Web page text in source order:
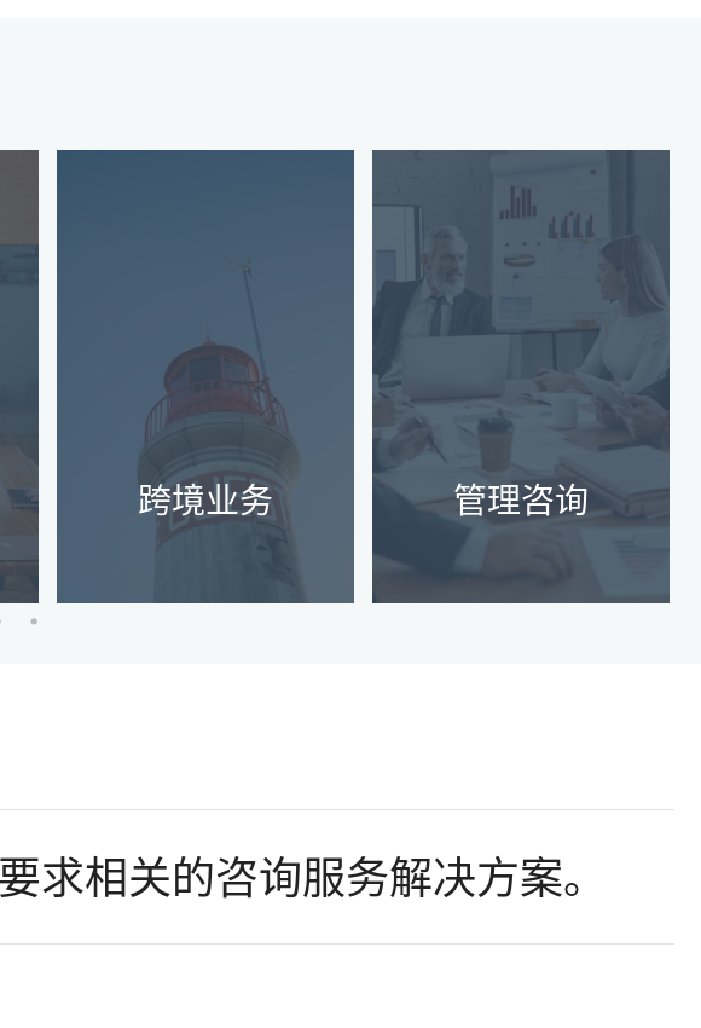
跨境业务 管理咨询
指导来应对挑战并抓
住机遇。管理咨询为
企业赋能
了解更多
管理私人财富需要采
取战略方法来确保财
务增长、税收效率和
长期遗产保护。无论
是成熟的还是新兴的
家族办公室，都需要
了解更多
求相关的咨询服务解决方案。